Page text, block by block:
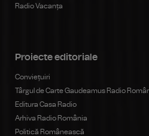
Radio Vacanța
Proiecte editoriale
Conviețuiri
Târgul de Carte Gaudeamus Radio
Editura Casa Radio
Arhiva Radio România
Politică Românească